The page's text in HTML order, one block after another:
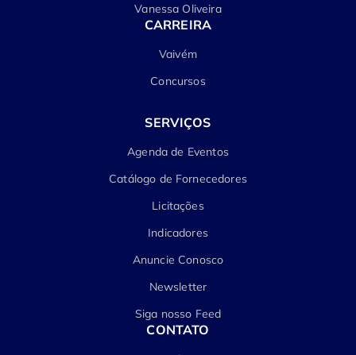
Vanessa Oliveira
CARREIRA
Vaivém
Concursos
SERVIÇOS
Agenda de Eventos
Catálogo de Fornecedores
Licitações
Indicadores
Anuncie Conosco
Newsletter
Siga nosso Feed
CONTATO